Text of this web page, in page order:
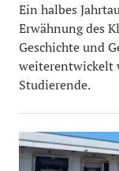
Ein halbes
Erwähnung des
Geschichte und
weiterentwickelt
Studierende.